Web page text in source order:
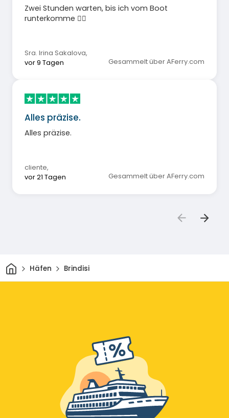
Zwei Stunden warten, bis ich vom Boot
runterkomme 🤦‍♀️
Sra. Irina Sakalova,
vor 9 Tagen
Gesammelt über AFerry.com
Alles präzise.
Alles präzise.
cliente,
vor 21 Tagen
Gesammelt über AFerry.com
HeimHäfen Brindisi